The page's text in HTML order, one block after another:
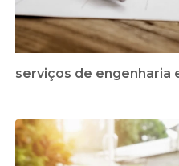
serviços de engenharia